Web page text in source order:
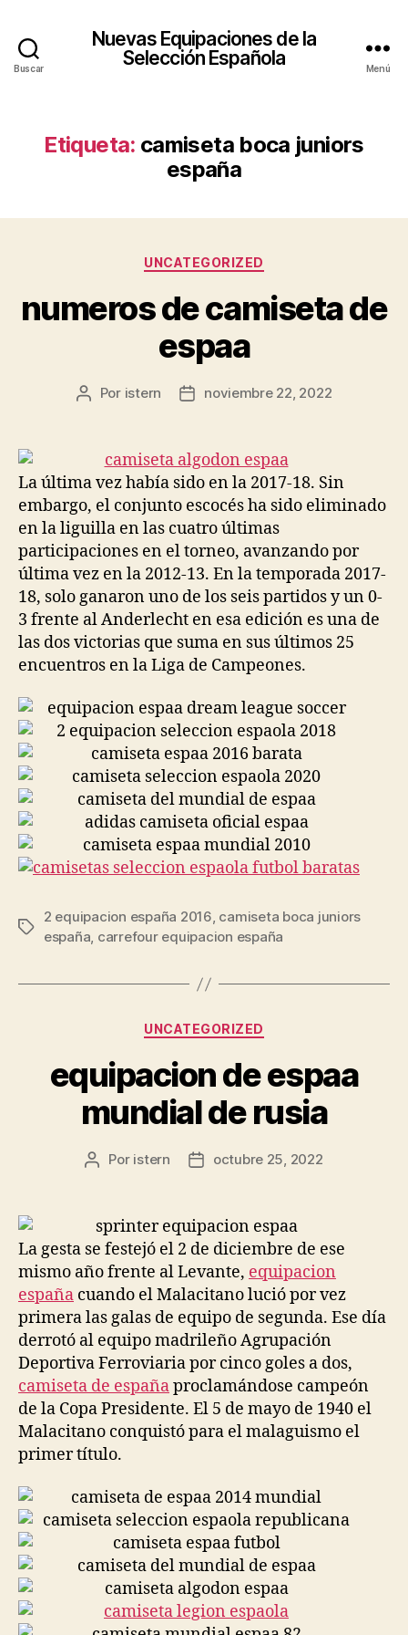
Buscar
Nuevas Equipaciones de la
Selección Española
Menú
Etiqueta: camiseta boca juniors
españa
Categorías
UNCATEGORIZED
numeros de camiseta de
espaa
Autor
entrada
Por istern
Fecha
entrada
noviembre 22, 2022
La última vez había sido en la 2017-18. Sin
embargo, el conjunto escocés ha sido eliminado
en la liguilla en las cuatro últimas
participaciones en el torneo, avanzando por
última vez en la 2012-13. En la temporada 2017-
18, solo ganaron uno de los seis partidos y un 0-
3 frente al Anderlecht en esa edición es una de
las dos victorias que suma en sus últimos 25
encuentros en la Liga de Campeones.
Etiquetas
2 equipacion españa 2016, camiseta boca juniors
españa, carrefour equipacion españa
Categorías
UNCATEGORIZED
equipacion de espaa
mundial de rusia
Autor
entrada
Por istern
Fecha
entrada
octubre 25, 2022
La gesta se festejó el 2 de diciembre de ese
mismo año frente al Levante, equipacion
españa cuando el Malacitano lució por vez
primera las galas de equipo de segunda. Ese día
derrotó al equipo madrileño Agrupación
Deportiva Ferroviaria por cinco goles a dos,
camiseta de españaproclamándose campeón
de la Copa Presidente. El 5 de mayo de 1940 el
Malacitano conquistó para el malaguismo el
primer título.